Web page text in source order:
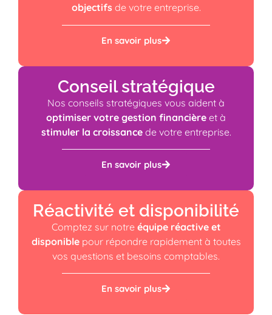
objectifs de votre entreprise.
En savoir plus
Conseil stratégique
Nos conseils stratégiques vous aident à
optimiser votre gestion financière et à
stimuler la croissancede votre entreprise.
En savoir plus
Réactivité et disponibilité
Comptez sur notre équipe réactive et
disponiblepour répondre rapidement à toutes
vos questions et besoins comptables.
En savoir plus